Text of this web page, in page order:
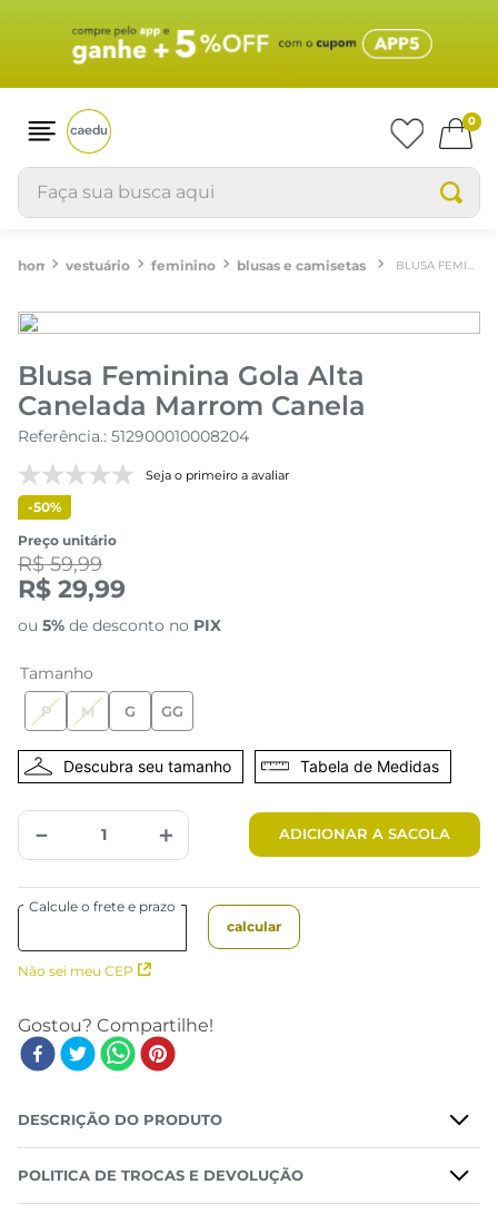
0
Faça sua busca aqui
vestuário feminino blusas e camisetas
Blusa Feminina Gola Alta
Canelada Marrom Canela
Referência.: 512900010008204
Seja o primeiro a avaliar
-50%
Preço unitário
R$ 59,99
R$ 29,99
ou 5% de desconto no PIX
Tamanho
P M G GG
Tabela de Medidas
＋
－ ADICIONAR A SACOLA
Não sei meu CEP
DESCRIÇÃO DO PRODUTO
POLITICA DE TROCAS E DEVOLUÇÃO